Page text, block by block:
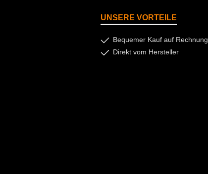
UNSERE VORTEILE
Bequemer Kauf auf Rechnung
Direkt vom Hersteller